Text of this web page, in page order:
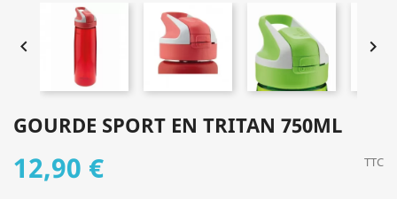
 
GOURDE SPORT EN TRITAN 750ML
12,90 € TTC